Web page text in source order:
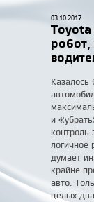
03.10.2017
Toyota
робот,
Казалось
и
контроль
логичное
думает
крайне
авто.
целых